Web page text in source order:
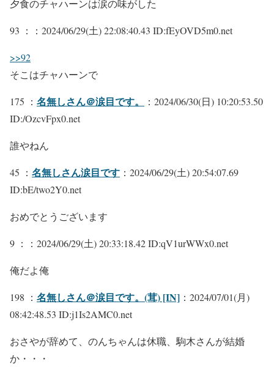
夕食のチャハーンは涙の味がした
93 ： ：2024/06/29(土) 22:08:40.43 ID:fEyOVD5m0.net
>>92
そこはチャハーンで
175 ： 名無しさん＠涙目です。
：2024/06/30(日) 10:20:53.50
ID:/OzcvFpx0.net
誰やねん
45 ： 名無しさん涙目です ：2024/06/29(土) 20:54:07.69
ID:bE/two2Y0.net
おめでとうございます
9 ： ：2024/06/29(土) 20:33:18.42 ID:qV1urWWx0.net
俺だよ俺
198 ： 名無しさん＠涙目です。(茸) [IN] ：2024/07/01(月)
08:42:48.53 ID:j1Is2AMC0.net
おさやが辞めて、のんちゃんは休職、駒木さんが結婚
か・・・